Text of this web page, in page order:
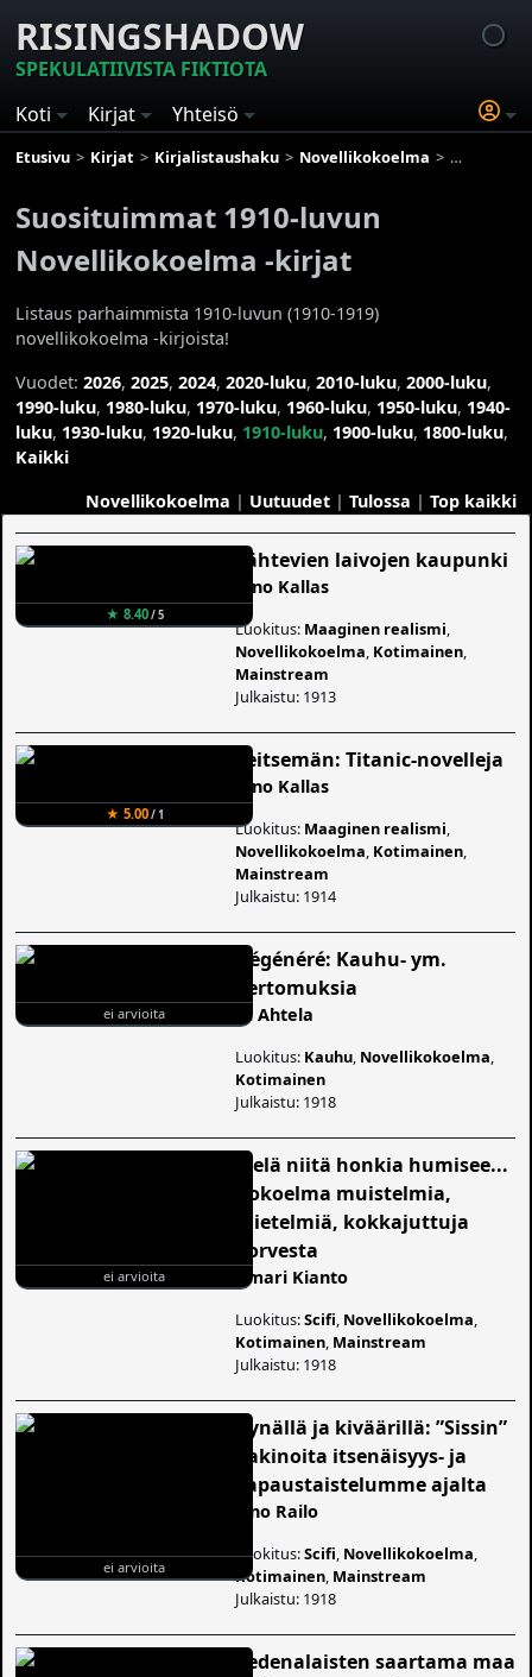
RISINGSHADOW
SPEKULATIIVISTA FIKTIOTA
Koti
Kirjat Yhteisö
Etusivu Kirjat Kirjalistaushaku Novellikokoelma
Suosituimmat 1910-luvun
Novellikokoelma -kirjat
Listaus parhaimmista 1910-luvun (1910-1919)
novellikokoelma -kirjoista!
Vuodet:2026,2025,2024,2020-luku,2010-luku,2000-luku,
1990-luku, 1980-luku, 1970-luku, 1960-luku, 1950-luku, 1940-
luku, 1930-luku, 1920-luku, 1910-luku, 1900-luku, 1800-luku,
Kaikki
Novellikokoelma | Uutuudet| Tulossa | Top kaikki
★ 8.40/ 5
Lähtevien laivojen kaupunki
Aino Kallas
Luokitus: Maaginen realismi
Novellikokoelma Kotimainen
Mainstream
Julkaistu: 1913
★ 5.00/ 1
Seitsemän: Titanic-novelleja
Aino Kallas
Luokitus: Maaginen realismi
Novellikokoelma Kotimainen
Mainstream
Julkaistu: 1914
ei arvioita
Dégénéré: Kauhu- ym.
kertomuksia
H. Ahtela
Luokitus: Kauhu Novellikokoelma
Kotimainen
Julkaistu: 1918
ei arvioita
Vielä niitä honkia humisee...
Kokoelma muistelmia,
mietelmiä, kokkajuttuja
korvesta
Ilmari Kianto
Luokitus:Scifi Novellikokoelma
Kotimainen Mainstream
Julkaistu: 1918
ei arvioita
Kynällä ja kiväärillä: ”Sissin”
pakinoita itsenäisyys- ja
vapaustaistelumme ajalta
Eino Railo
Luokitus:Scifi Novellikokoelma
Kotimainen Mainstream
Julkaistu: 1918
Vedenalaisten saartama maa